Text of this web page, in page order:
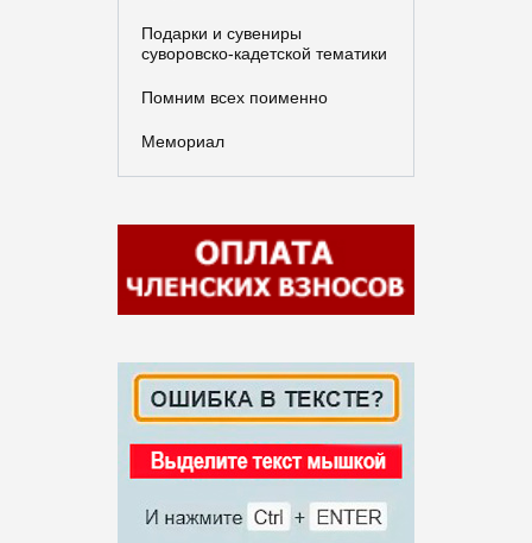
Подарки и сувениры
суворовско-кадетской тематики
Помним всех поименно
Мемориал